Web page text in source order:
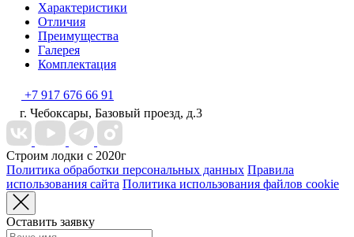
Характеристики
Отличия
Преимущества
Галерея
Комплектация
+7 917 676 66 91
г. Чебоксары, Базовый проезд, д.3
Строим лодки с 2020г
Политика обработки персональных данных Правила
использования сайта Политика использования файлов cookie
Оставить заявку